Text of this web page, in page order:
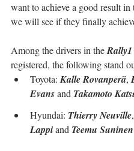
want to achieve a good result in
we will see if they finally
Among the drivers in the Rally1
registered, the following stand
Toyota: Kalle Rovanperä,
Evans and Takamoto
Hyundai: Thierry Neuville,
Lappi and Teemu Suninen